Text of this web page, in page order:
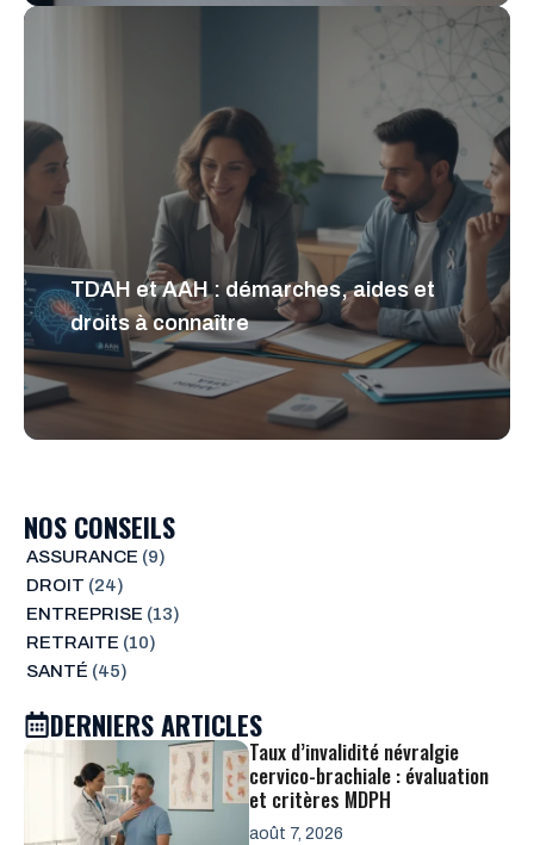
TDAH et AAH : démarches, aides et
droits à connaître
NOS CONSEILS
ASSURANCE (9)
DROIT (24)
ENTREPRISE (13)
RETRAITE (10)
SANTÉ (45)
DERNIERS ARTICLES
Taux d’invalidité névralgie
cervico-brachiale : évaluation
et critères MDPH
août 7, 2026